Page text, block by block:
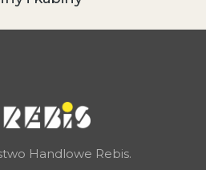
Handlowe Rebis.